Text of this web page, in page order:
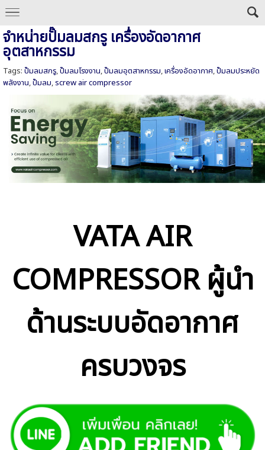
จำหน่ายปั๊มลมสกรู เครื่องอัดอากาศ
อุตสาหกรรม
Tags: ปั๊มลมสกรู,ปั๊มลมโรงงาน,ปั๊มลมอุตสาหกรรม,เครื่องอัดอากาศ,ปั๊มลมประหยัด
พลังงาน,ปั๊มลม,screw air compressor
VATA AIR
COMPRESSOR ผู้นำ
ด้านระบบอัดอากาศ
ครบวงจร